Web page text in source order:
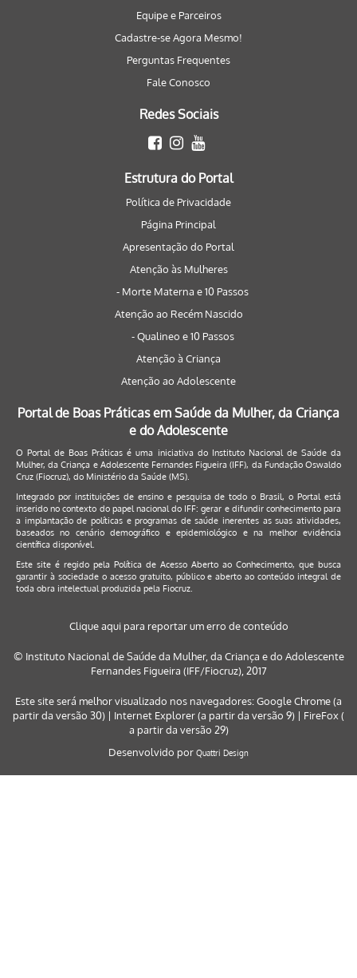
Equipe e Parceiros
Cadastre-se Agora Mesmo!
Perguntas Frequentes
Fale Conosco
Redes Sociais
Estrutura do Portal
Política de Privacidade
Página Principal
Apresentação do Portal
Atenção às Mulheres
- Morte Materna e 10 Passos
Atenção ao Recém Nascido
- Qualineo e 10 Passos
Atenção à Criança
Atenção ao Adolescente
Portal de Boas Práticas em Saúde da Mulher, da Criança
e do Adolescente
O Portal de Boas Práticas é uma iniciativa do Instituto Nacional de Saúde da
Mulher, da Criança e Adolescente Fernandes Figueira (IFF), da Fundação Oswaldo
Cruz (Fiocruz), do Ministério da Saúde (MS).
Integrado por instituições de ensino e pesquisa de todo o Brasil, o Portal está
inserido no contexto do papel nacional do IFF: gerar e difundir conhecimento para
a implantação de políticas e programas de saúde inerentes as suas atividades,
baseados no cenário demográfico e epidemiológico e na melhor evidência
científica disponível.
Este site é regido pela Política de Acesso Aberto ao Conhecimento, que busca
garantir à sociedade o acesso gratuito, público e aberto ao conteúdo integral de
toda obra intelectual produzida pela Fiocruz.
Clique aqui para reportar um erro de conteúdo
© Instituto Nacional de Saúde da Mulher, da Criança e do Adolescente
Fernandes Figueira (IFF/Fiocruz), 2017
Este site será melhor visualizado nos navegadores: Google Chrome (a
partir da versão 30) | Internet Explorer (a partir da versão 9) | FireFox (
a partir da versão 29)
Desenvolvido por Quattri Design